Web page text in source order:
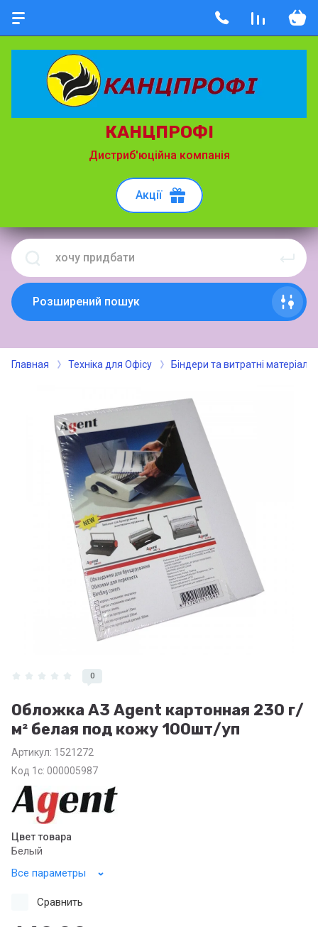
КАНЦПРОФІ
Дистриб'юційна компанія
Акції
Розширений пошук
Главная Техніка для Офісу Біндери та витратні матеріали
0
Обложка А3 Agent картонная 230 г/
м² белая под кожу 100шт/уп
Артикул: 1521272
Код 1с: 000005987
Цвет товара
Белый
Все параметры
Сравнить